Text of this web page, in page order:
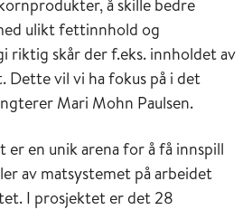
å skille bedre
ulikt fettinnhold og
riktig skår der f.eks. innholdet av
Dette vil vi ha fokus på i det
Mari Mohn Paulsen.
er en unik arena for å få innspill
av matsystemet på arbeidet
I prosjektet er det 28